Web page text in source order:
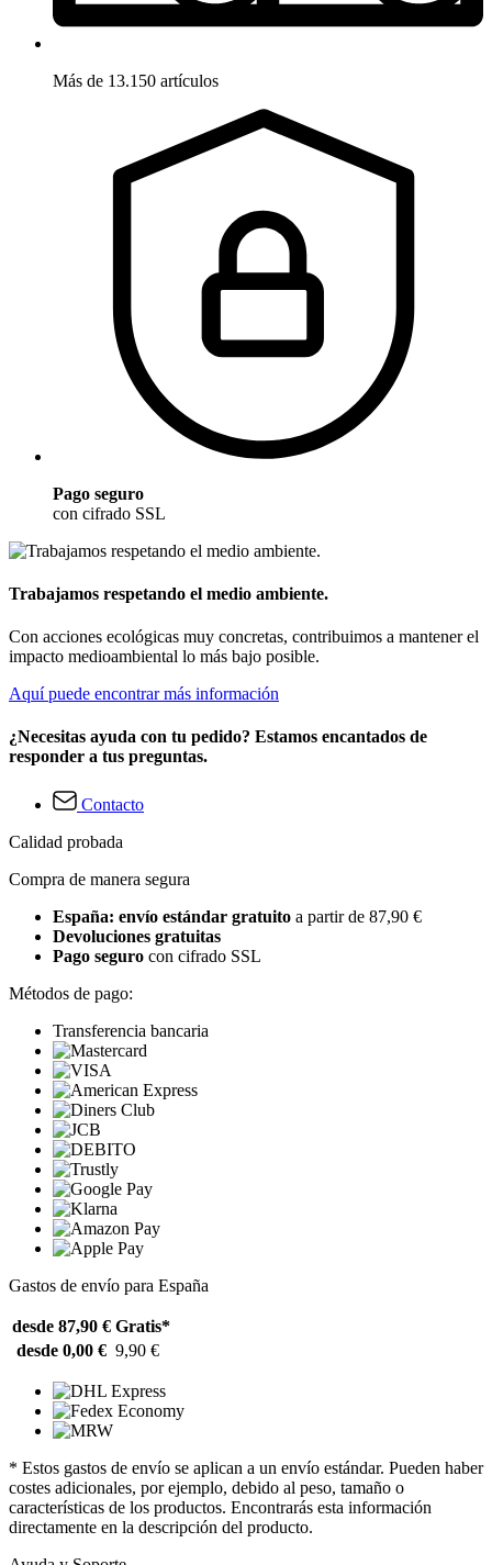
Más de 13.150 artículos
Pago seguro
con cifrado SSL
Trabajamos respetando el medio ambiente.
Con acciones ecológicas muy concretas, contribuimos a mantener el
impacto medioambiental lo más bajo posible.
Aquí puede encontrar más información
¿Necesitas ayuda con tu pedido? Estamos encantados de
responder a tus preguntas.
Contacto
Calidad probada
Compra de manera segura
España: envío estándar gratuito a partir de 87,90 €
Devoluciones gratuitas
Pago seguro con cifrado SSL
Métodos de pago:
Transferencia bancaria
Gastos de envío para España
desde 87,90 € Gratis*
desde 0,00 € 9,90 €
* Estos gastos de envío se aplican a un envío estándar. Pueden haber
costes adicionales, por ejemplo, debido al peso, tamaño o
características de los productos. Encontrarás esta información
directamente en la descripción del producto.